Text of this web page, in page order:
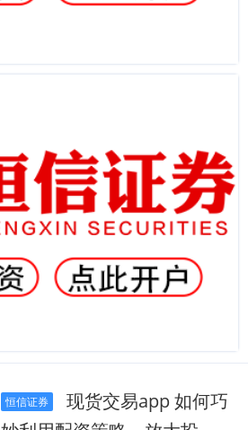
恒信证券
现货交易app 如何巧